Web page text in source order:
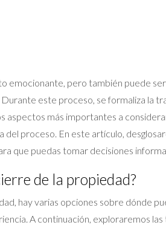
emocionante, pero también puede
este proceso, se formaliza la
aspectos más importantes a
del proceso. En este artículo,
que puedas tomar decisiones
de la propiedad?
hay varias opciones sobre dónde
A continuación, exploraremos